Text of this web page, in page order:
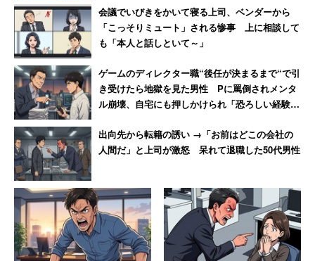
会議でいびきをかいて寝る上司、ベンダーから
「こっそりミュート」される惨事 上に相談して
も「本人と話しといて～」
ゲームのディレクター職“後任が決まるまで“で引
き受けたら地獄を見た男性 Pに罵倒されメンタ
ル崩壊、自宅にも押しかけられ「恐ろしい経験で
出向先から転籍の誘い →「お前はどこの会社の
人間だ」と上司が激怒 呆れて退職した50代男性